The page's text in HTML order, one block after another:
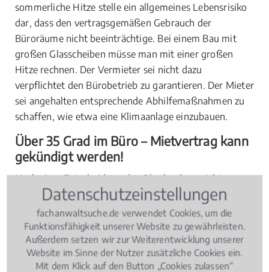
sommerliche Hitze stelle ein allgemeines Lebensrisiko
dar, dass den vertragsgemäßen Gebrauch der
Büroräume nicht beeinträchtige. Bei einem Bau mit
großen Glasscheiben müsse man mit einer großen
Hitze rechnen. Der Vermieter sei nicht dazu
verpflichtet den Bürobetrieb zu garantieren. Der Mieter
sei angehalten entsprechende Abhilfemaßnahmen zu
schaffen, wie etwa eine Klimaanlage einzubauen.
Über 35 Grad im Büro – Mietvertrag kann
gekündigt werden!
Nach einer Entscheidung des Oberlandesgerichts
Düsseldorf (Aktenzeichen 24 U 194/96) kann ein
Gewerberaummieter bei Innentemperaturen von mehr
als 35 Grad seinenMietvertragkündigen. Er muss keine
Gesundheitsgefährdung aufgrund der Hitze
hinnehmen.
Datenschutzeinstellungen
fachanwaltsuche.de verwendet Cookies, um die
Funktionsfähigkeit unserer Website zu gewährleisten.
Außerdem setzen wir zur Weiterentwicklung unserer
Website im Sinne der Nutzer zusätzliche Cookies ein.
Mit dem Klick auf den Button „Cookies zulassen“